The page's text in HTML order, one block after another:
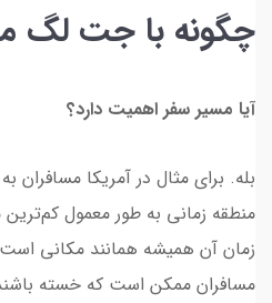
چگونه با جت لگ
آیا مسیر سفر اهمیت دارد؟
بله. برای مثال در آمریکا
منطقه زمانی به طور معمول کم‌ترین
زمان آن همیشه همانند مکانی است
مسافران ممکن است که خسته